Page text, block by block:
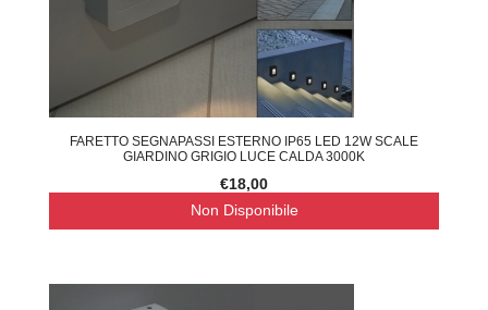
FARETTO SEGNAPASSI ESTERNO IP65 LED 12W SCALE
GIARDINO GRIGIO LUCE CALDA 3000K
€18,00
Non Disponibile